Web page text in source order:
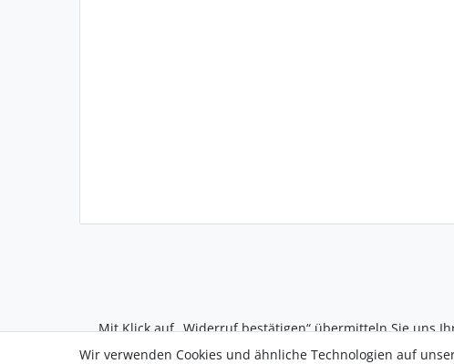
Mit Klick auf „Widerruf bestätigen“ übermitteln Sie uns
Informationen finden Sie in unserem
Widerrufsrecht
Wir verwenden Cookies und ähnliche Technologien auf